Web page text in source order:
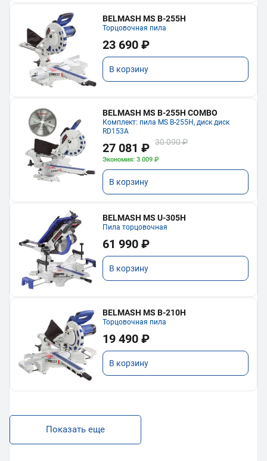
BELMASH MS B-255H
Торцовочная пила
23 690 ₽
В корзину
BELMASH MS B-255H COMBO
Комплект: пила MS B-255H, диск диск
RD153A
27 081 ₽ 30 090 ₽
Экономия: 3 009 ₽
В корзину
BELMASH MS U-305H
Пила торцовочная
61 990 ₽
В корзину
BELMASH MS B-210H
Торцовочная пила
19 490 ₽
В корзину
Показать еще